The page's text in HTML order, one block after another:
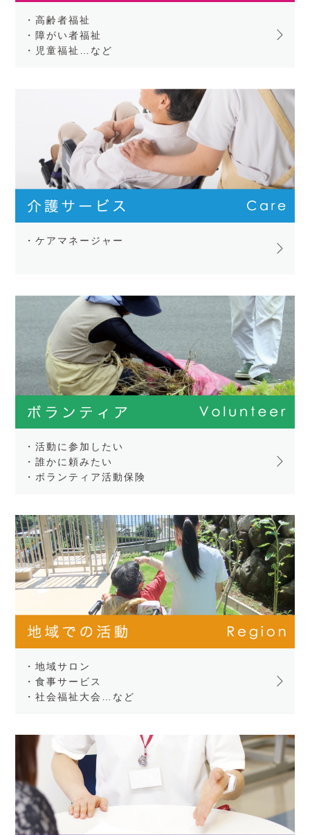
・高齢者福祉
・障がい者福祉
・児童福祉…など
・ケアマネージャー
・活動に参加したい
・誰かに頼みたい
・ボランティア活動保険
・地域サロン
・食事サービス
・社会福祉大会…など